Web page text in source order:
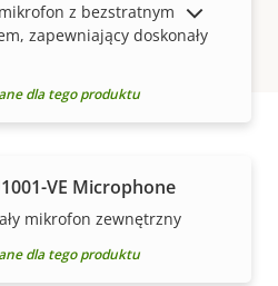
z bezstratnym
zapewniający doskonały
dla tego produktu
VE Microphone
mikrofon zewnętrzny
dla tego produktu
Z RYNKU
kupić
produkty Axis są
instalowane przez naszych